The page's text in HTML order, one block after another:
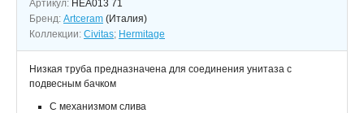
Артикул: HEA013 71
Бренд: Artceram (Италия)
Коллекции: Civitas; Hermitage
Низкая труба предназначена для соединения унитаза с
подвесным бачком
С механизмом слива